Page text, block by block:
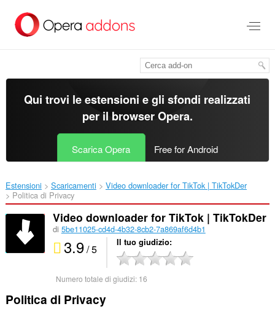
contenuto
Qui trovi le estensioni e gli sfondi realizzati
per il browser Opera.
Scarica Opera Free for Android
Estensioni Scaricamenti
Video downloader for TikTok | TikTokDer‎
Politica di Privacy
Video downloader for TikTok | TikTokDer
di 5be11025-cd4d-4b32-8cb2-7a869af6d4b1
3.9/ 5 Il tuo giudizio
Numero totale di giudizi: 16
Politica di Privacy